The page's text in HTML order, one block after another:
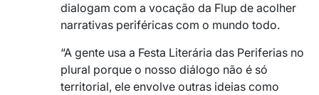
dialogam com a vocação da Flup de acolher
narrativas periféricas com o mundo todo.
“A gente usa a Festa Literária das Periferias no
plural porque o nosso diálogo não é só
territorial, ele envolve outras ideias como